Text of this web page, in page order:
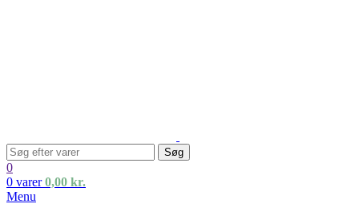
Søg
0
0 varer 0,00 kr.
Menu